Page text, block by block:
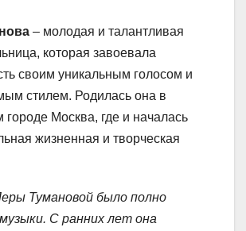
– молодая и талантливая
которая завоевала
своим уникальным голосом и
стилем. Родилась она в
городе Москва, где и началась
жизненная и творческая
Тумановой было полно
С ранних лет она